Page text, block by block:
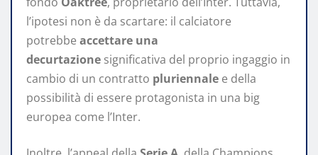
l’ipotesi non è da scartare: il calciatore
potrebbe accettare una
decurtazione significativa del proprio ingaggio in
cambio di un contratto pluriennale e della
possibilità di essere protagonista in una big
europea come l’Inter.